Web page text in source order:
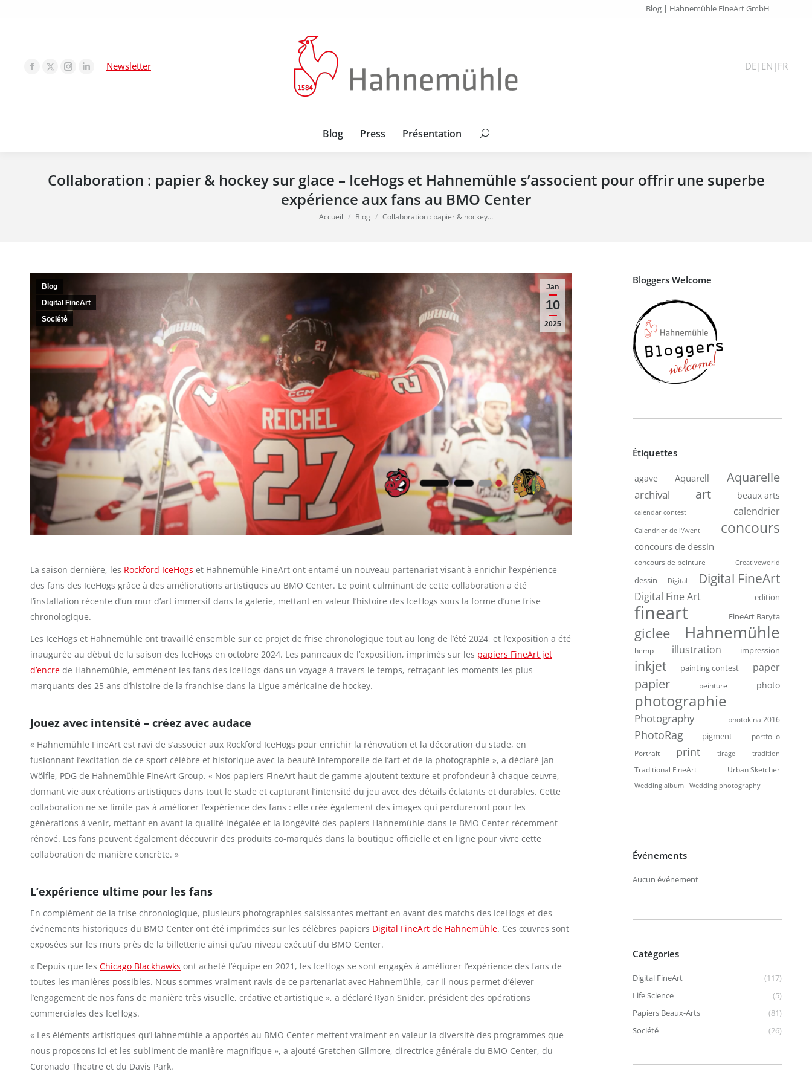
Blog | Hahnemühle FineArt GmbH
Newsletter DE| EN | FR
Blog Press Présentation Search:
Collaboration : papier & hockey sur glace – IceHogs et Hahnemühle s’associent pour offrir une superbe
expérience aux fans au BMO Center
Vous êtes ici :
Accueil Blog Collaboration : papier & hockey…
Jan
10
2025
Blog
Digital FineArt
Société
La saison dernière, les Rockford IceHogs et Hahnemühle FineArt ont entamé un nouveau partenariat visant à enrichir l’expérience
des fans des IceHogs grâce à des améliorations artistiques au BMO Center. Le point culminant de cette collaboration a été
l’installation récente d’un mur d’art immersif dans la galerie, mettant en valeur l’histoire des IceHogs sous la forme d’une frise
chronologique.
Les IceHogs et Hahnemühle ont travaillé ensemble sur ce projet de frise chronologique tout au long de l’été 2024, et l’exposition a été
inaugurée au début de la saison des IceHogs en octobre 2024. Les panneaux de l’exposition, imprimés sur les papiers FineArt jet
d’encre de Hahnemühle, emmènent les fans des IceHogs dans un voyage à travers le temps, retraçant les moments les plus
marquants des 25 ans d’histoire de la franchise dans la Ligue américaine de hockey.
Jouez avec intensité – créez avec audace
« Hahnemühle FineArt est ravi de s’associer aux Rockford IceHogs pour enrichir la rénovation et la décoration du stade, en
fusionnant l’excitation de ce sport célèbre et historique avec la beauté intemporelle de l’art et de la photographie », a déclaré Jan
Wölfle, PDG de Hahnemühle FineArt Group. « Nos papiers FineArt haut de gamme ajoutent texture et profondeur à chaque œuvre,
donnant vie aux créations artistiques dans tout le stade et capturant l’intensité du jeu avec des détails éclatants et durables. Cette
collaboration ne se limite pas à améliorer l’expérience des fans : elle crée également des images qui perdureront pour les
générations à venir, mettant en avant la qualité inégalée et la longévité des papiers Hahnemühle dans le BMO Center récemment
rénové. Les fans peuvent également découvrir des produits co-marqués dans la boutique officielle et en ligne pour vivre cette
collaboration de manière concrète. »
L’expérience ultime pour les fans
En complément de la frise chronologique, plusieurs photographies saisissantes mettant en avant des matchs des IceHogs et des
événements historiques du BMO Center ont été imprimées sur les célèbres papiers Digital FineArt de Hahnemühle. Ces œuvres sont
exposées sur les murs près de la billetterie ainsi qu’au niveau exécutif du BMO Center.
« Depuis que les Chicago Blackhawks ont acheté l’équipe en 2021, les IceHogs se sont engagés à améliorer l’expérience des fans de
toutes les manières possibles. Nous sommes vraiment ravis de ce partenariat avec Hahnemühle, car il nous permet d’élever
l’engagement de nos fans de manière très visuelle, créative et artistique », a déclaré Ryan Snider, président des opérations
commerciales des IceHogs.
« Les éléments artistiques qu’Hahnemühle a apportés au BMO Center mettent vraiment en valeur la diversité des programmes que
nous proposons ici et les subliment de manière magnifique », a ajouté Gretchen Gilmore, directrice générale du BMO Center, du
Coronado Theatre et du Davis Park.
Bloggers Welcome
Étiquettes
agave Aquarell Aquarelle
archival art beaux arts
calendar contest calendrier
Calendrier de l'Avent concours
concours de dessin
concours de peinture Creativeworld
dessin Digital Digital FineArt
Digital Fine Art edition
fineart FineArt Baryta
giclee Hahnemühle
hemp illustration impression
inkjet painting contest paper
papier peinture photo
photographie
Photography photokina 2016
PhotoRag pigment
portfolio
Portrait
print tirage tradition
Traditional FineArt Urban Sketcher
Wedding album Wedding photography
Événements
Aucun événement
Catégories
Digital FineArt
(117)
Life Science
(5)
Papiers Beaux-Arts
(81)
Société
(26)